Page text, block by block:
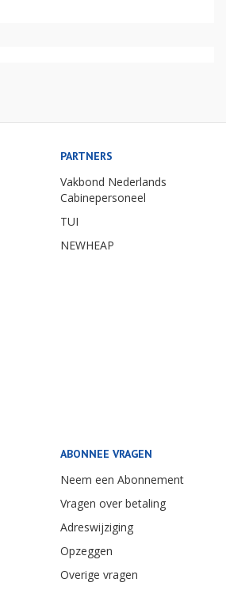
PARTNERS
Vakbond Nederlands
Cabinepersoneel
TUI
NEWHEAP
ABONNEE VRAGEN
Neem een Abonnement
Vragen over betaling
Adreswijziging
Opzeggen
Overige vragen